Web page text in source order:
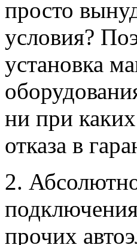
просто
условия?
установка
ни при
отказа в
2. Абсолютно
прочих